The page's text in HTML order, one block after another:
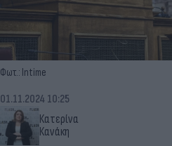
Φωτ.: Intime
Κατερίνα
Κανάκη
01.11.2024 10:25